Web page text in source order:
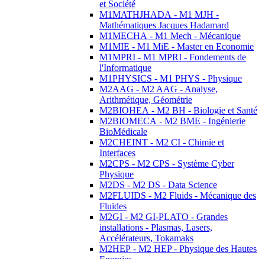
et Société
M1MATHJHADA - M1 MJH -
Mathématiques Jacques Hadamard
M1MECHA - M1 Mech - Mécanique
M1MIE - M1 MiE - Master en Economie
M1MPRI - M1 MPRI - Fondements de
l'Informatique
M1PHYSICS - M1 PHYS - Physique
M2AAG - M2 AAG - Analyse,
Arithmétique, Géométrie
M2BIOHEA - M2 BH - Biologie et Santé
M2BIOMECA - M2 BME - Ingénierie
BioMédicale
M2CHEINT - M2 CI - Chimie et
Interfaces
M2CPS - M2 CPS - Système Cyber
Physique
M2DS - M2 DS - Data Science
M2FLUIDS - M2 Fluids - Mécanique des
Fluides
M2GI - M2 GI-PLATO - Grandes
installations - Plasmas, Lasers,
Accélérateurs, Tokamaks
M2HEP - M2 HEP - Physique des Hautes